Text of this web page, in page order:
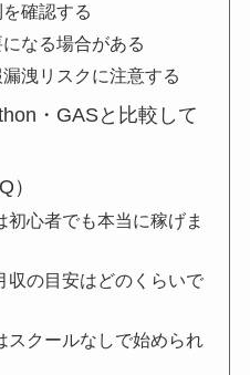
確認する
なる場合がある
洩リスクに注意する
・GASと比較して
）
初心者でも本当に稼げま
収の目安はどのくらいで
スクールなしで始められ